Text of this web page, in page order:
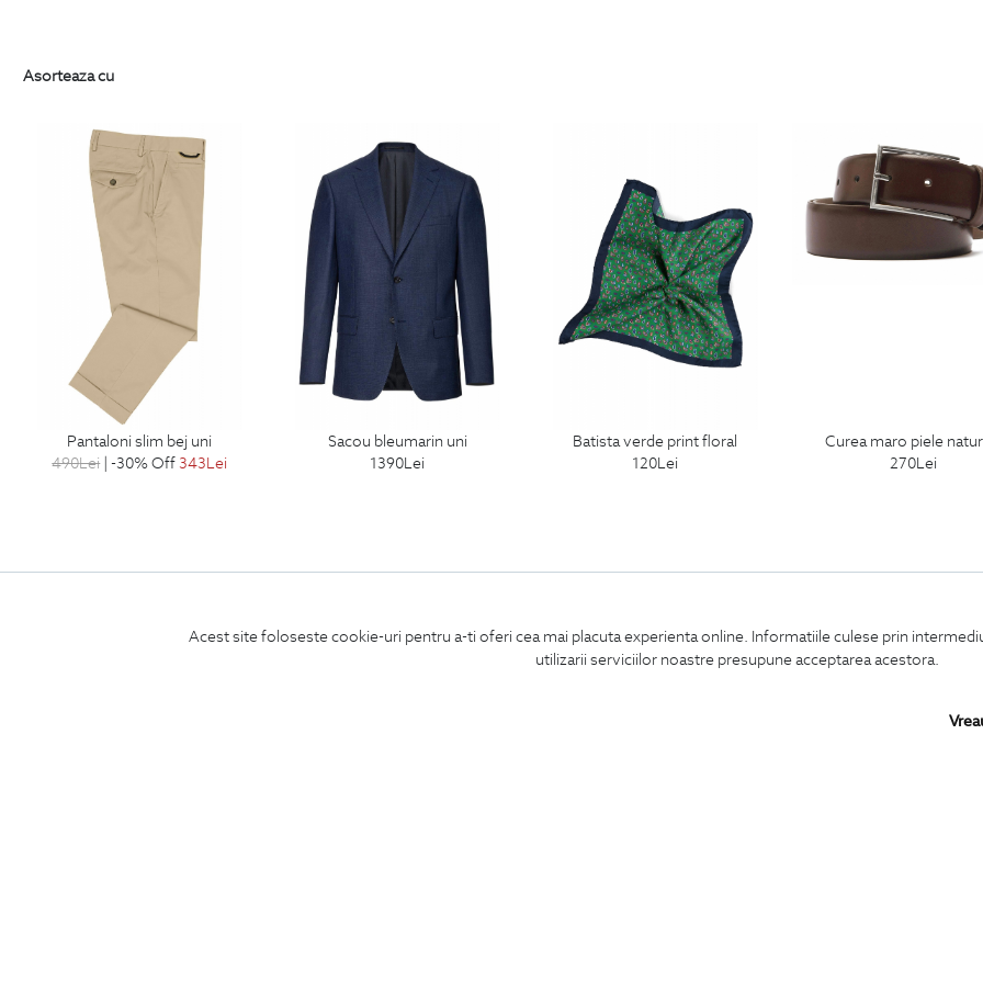
Acest site foloseste cookie-uri pentru a-ti oferi cea mai placuta experienta online. Informatiile culese prin
utilizarii serviciilor noastre presupune acceptarea acestora.
Asorteaza cu
pantaloni slim bej uni
490Lei | -30% Off343Lei
sacou bleumarin uni
1390Lei
batista verde print floral
120Lei
curea maro piele
270Lei
email-uri de informare